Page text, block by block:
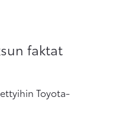
faktat
Toyota-